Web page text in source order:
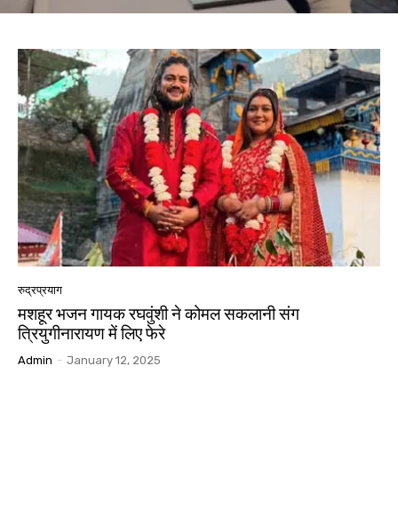
रुद्रप्रयाग
मशहूर भजन गायक रघवुंशी ने कोमल सकलानी संग
त्रियुगीनारायण में लिए फेरे
Admin - January 12, 2025